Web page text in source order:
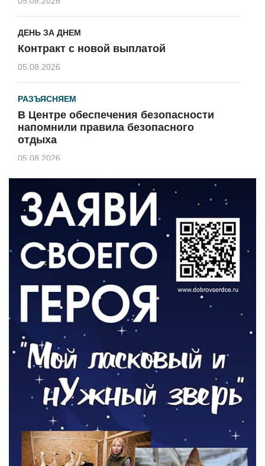
ДЕНЬ ЗА ДНЕМ
Контракт с новой выплатой
05.08.2026
РАЗЪЯСНЯЕМ
В Центре обеспечения безопасности
напомнили правила безопасного
отдыха
05.08.2026
КУЛЬТУРА
Афиша Зеленоградска
04.08.2026
РАЗЪЯСНЯЕМ
Борьба с борщевиком продолжается
04.08.2026